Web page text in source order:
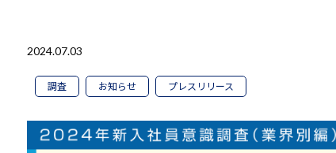
2024.07.03
調査 お知らせ プレスリリース